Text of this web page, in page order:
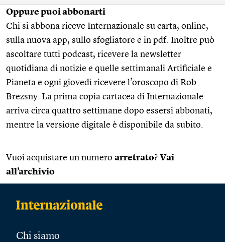
Oppure puoi abbonarti
Chi si abbona riceve Internazionale su carta, online,
sulla nuova app, sullo sfogliatore e in pdf. Inoltre può
ascoltare tutti podcast, ricevere la newsletter
quotidiana di notizie e quelle settimanali Artificiale e
Pianeta e ogni giovedì ricevere l’oroscopo di Rob
Brezsny. La prima copia cartacea di Internazionale
arriva circa quattro settimane dopo essersi abbonati,
mentre la versione digitale è disponibile da subito.
Vuoi acquistare un numero arretrato? Vai
all’archivio
Chi siamo